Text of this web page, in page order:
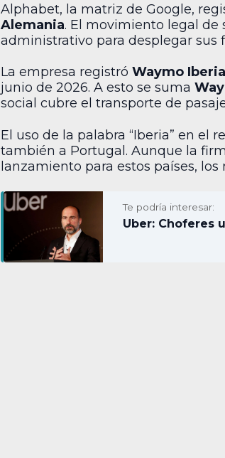
Alphabet, la matriz de Google,
Alemania. El movimiento legal de
administrativo para desplegar sus
La empresa registró Waymo
junio de 2026. A esto se suma
social cubre el transporte de
El uso de la palabra “Iberia” en el
también a Portugal. Aunque la
lanzamiento para estos países,
Te podría interesar:
Uber: Choferes